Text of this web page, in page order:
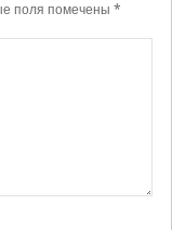
поля помечены *